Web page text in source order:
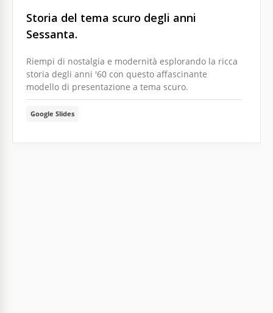
Storia del tema scuro degli anni
Sessanta.
Riempi di nostalgia e modernità esplorando la ricca
storia degli anni '60 con questo affascinante
modello di presentazione a tema scuro.
Google Slides